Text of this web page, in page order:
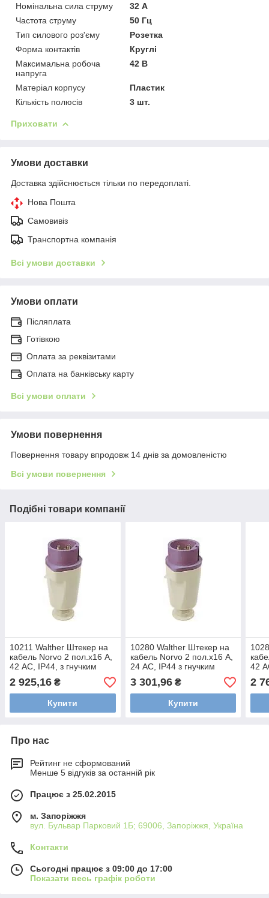
Номінальна сила струму
32 А
Частота струму
50 Гц
Тип силового роз'єму
Розетка
Форма контактів
Круглі
Максимальна робоча
напруга
42 В
Матеріал корпусу
Пластик
Кількість полюсів
3 шт.
Приховати
Умови доставки
Доставка здійснюється тільки по передоплаті.
Нова Пошта
Самовивіз
Транспортна компанія
Всі умови доставки
Умови оплати
Післяплата
Готівкою
Оплата за реквізитами
Оплата на банківську карту
Всі умови оплати
Умови повернення
Повернення товару впродовж 14 днів за домовленістю
Всі умови повернення
Подібні товари компанії
10211 Walther Штекер на
кабель Norvo 2 пол.х16 А,
42 AC, IP44, з гнучким
введенням wl10211
2 925,16 ₴
Купити
10280 Walther Штекер на
кабель Norvo 2 пол.х16 А,
24 AC, IP44 з гнучким
введенням wl10280
3 301,96₴
Купити
42
2
Про нас
Рейтинг не сформований
Менше 5 відгуків за останній рік
Працює з 25.02.2015
м. Запоріжжя
вул. Бульвар Парковий 1Б; 69006, Запоріжжя, Україна
Контакти
Сьогодні працює з 09:00 до 17:00
Показати весь графік роботи